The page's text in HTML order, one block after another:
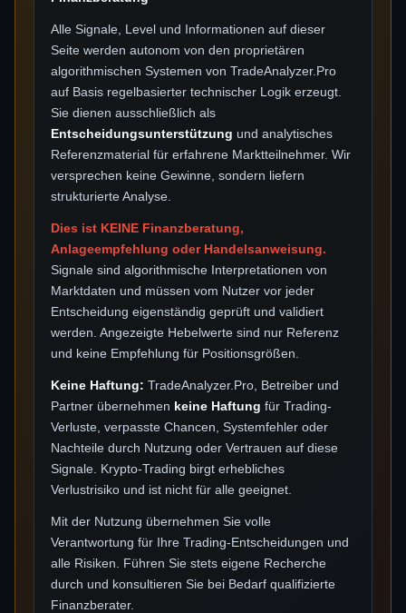
Alle Signale, Level und Informationen auf dieser
Seite werden autonom von den proprietären
algorithmischen Systemen von TradeAnalyzer.Pro
auf Basis regelbasierter technischer Logik erzeugt.
Sie dienen ausschließlich als
Entscheidungsunterstützung und analytisches
Referenzmaterial für erfahrene Marktteilnehmer. Wir
versprechen keine Gewinne, sondern liefern
strukturierte Analyse.
Dies ist KEINE Finanzberatung,
Anlageempfehlung oder Handelsanweisung.
Signale sind algorithmische Interpretationen von
Marktdaten und müssen vom Nutzer vor jeder
Entscheidung eigenständig geprüft und validiert
werden. Angezeigte Hebelwerte sind nur Referenz
und keine Empfehlung für Positionsgrößen.
Keine Haftung: TradeAnalyzer.Pro, Betreiber und
Partner übernehmen keine Haftung für Trading-
Verluste, verpasste Chancen, Systemfehler oder
Nachteile durch Nutzung oder Vertrauen auf diese
Signale. Krypto-Trading birgt erhebliches
Verlustrisiko und ist nicht für alle geeignet.
Mit der Nutzung übernehmen Sie volle
Verantwortung für Ihre Trading-Entscheidungen und
alle Risiken. Führen Sie stets eigene Recherche
durch und konsultieren Sie bei Bedarf qualifizierte
Finanzberater.